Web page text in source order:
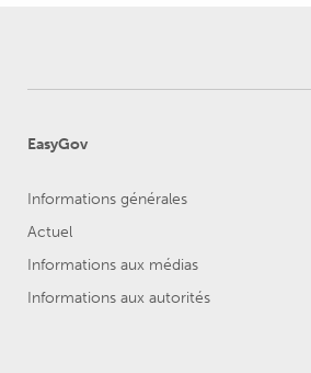
EasyGov
Informations générales
Actuel
Informations aux médias
Informations aux autorités